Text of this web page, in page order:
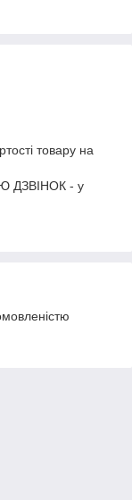
товару на
ДЗВІНОК - у